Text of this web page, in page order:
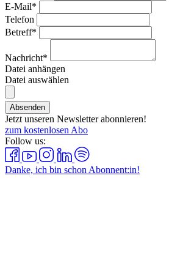
E-Mail*
Telefon
Betreff*
Nachricht*
Datei anhängen
Datei auswählen
Absenden
Jetzt unseren Newsletter abonnieren!
zum kostenlosen Abo
Follow us:
Danke, ich bin schon Abonnent:in!